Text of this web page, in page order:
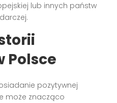
lub innych państw
Polsce
pozytywnej
może znacząco